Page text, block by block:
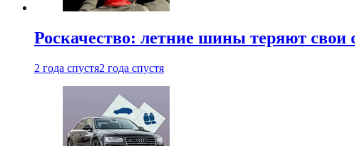
Роскачество: летние шины теряют свои
2 года спустя2 года спустя